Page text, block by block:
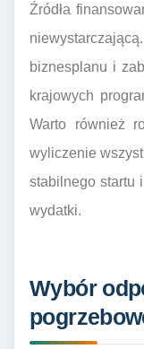
Źródła
biznesplanu i
krajowych
Warto również
wyliczenie
stabilnego startu
wydatki.
Wybór